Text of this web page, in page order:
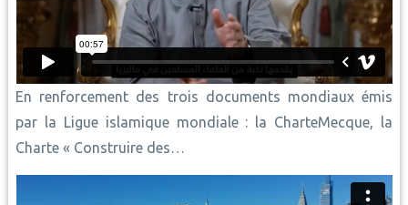
En renforcement des trois documents mondiaux émis
par la Ligue islamique mondiale : la CharteMecque, la
Charte « Construire des…